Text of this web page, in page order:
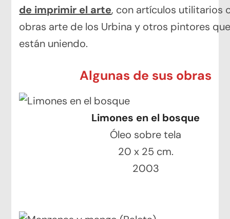
de imprimir el arte, con artículos utilitarios
obras arte de los Urbina y otros pintores
están uniendo.
Algunas de sus obras
Limones en el bosque
Óleo sobre tela
20 x 25 cm.
2003